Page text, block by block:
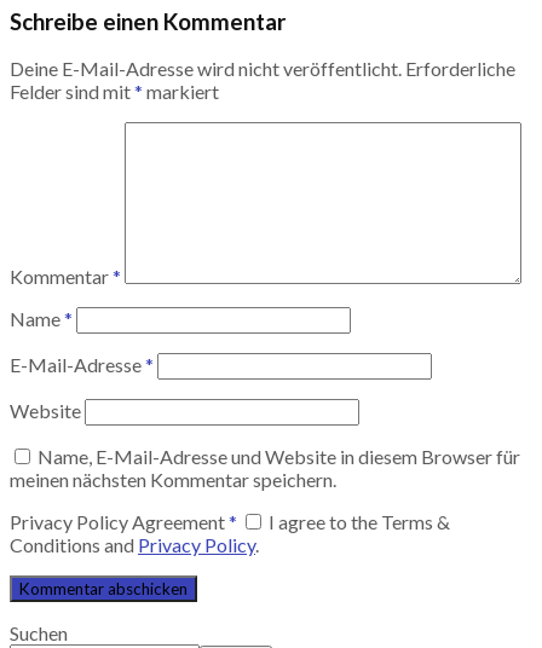
Schreibe einen Kommentar
Deine E-Mail-Adresse wird nicht veröffentlicht. Erforderliche
Felder sind mit* markiert
Kommentar*
Name*
E-Mail-Adresse*
Website
Name, E-Mail-Adresse und Website in diesem Browser für
meinen nächsten Kommentar speichern.
Privacy Policy Agreement*
I agree to the Terms &
Conditions and Privacy Policy.
Suchen